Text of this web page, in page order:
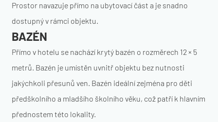
Prostor navazuje přímo na ubytovací část a je snadno
dostupný v rámci objektu.
BAZÉN
Přímo v hotelu se nachází krytý bazén o rozměrech 12 × 5
metrů. Bazén je umístěn uvnitř objektu bez nutnosti
jakýchkoli přesunů ven. Bazén ideální zejména pro děti
předškolního a mladšího školního věku, což patří k hlavním
přednostem této lokality.